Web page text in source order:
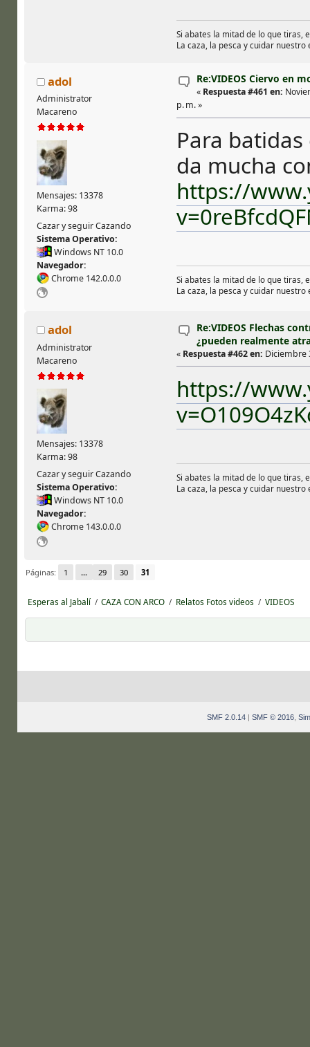
Si abates la mitad de lo que tiras,
La caza, la pesca y cuidar
adol
Administrator
Macareno
Mensajes: 13378
Karma: 98
Cazar y seguir Cazando
Sistema Operativo:
Windows NT 10.0
Navegador:
Chrome 142.0.0.0
Re:VIDEOS Ciervo en
« Respuesta #461 en:
p. m. »
Para
da mucha
https://
Si abates la mitad de lo que tiras,
La caza, la pesca y cuidar
adol
Administrator
Macareno
Mensajes: 13378
Karma: 98
Cazar y seguir Cazando
Sistema Operativo:
Windows NT 10.0
Navegador:
Chrome 143.0.0.0
Re:VIDEOS Flechas
¿pueden realmente
« Respuesta #462 en: Diciembre
https://
Si abates la mitad de lo que tiras,
La caza, la pesca y cuidar
Páginas: 1 ... 29 30 31
Esperas al Jabalí/ CAZA CON ARCO / Relatos Fotos videos / VIDEOS
SMF 2.0.14 | SMF © 2016